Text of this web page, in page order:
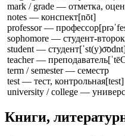
mark / grade — отметка,
notes — конспект[nōt]
professor — профессор
sophomore — студент-
student — студент
teacher — преподаватель
term / semester — семестр
test — тест, контрольная[test]
university / college —
Книги,